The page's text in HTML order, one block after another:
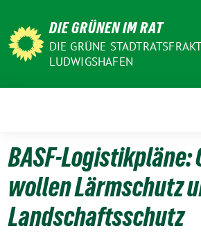
zum
Inhalt
DIE GRÜNEN IM RAT
DIE GRÜNE
LUDWIGSHAFEN
BASF-Logistikpläne:
wollen Lärmschutz
Landschaftsschutz